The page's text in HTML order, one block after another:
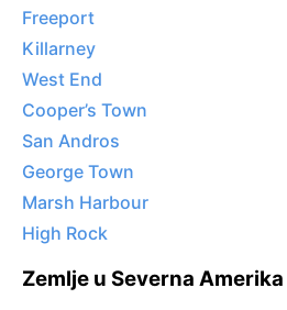
Freeport
Killarney
West End
Cooper’s Town
San Andros
George Town
Marsh Harbour
High Rock
Zemlje u Severna Amerika